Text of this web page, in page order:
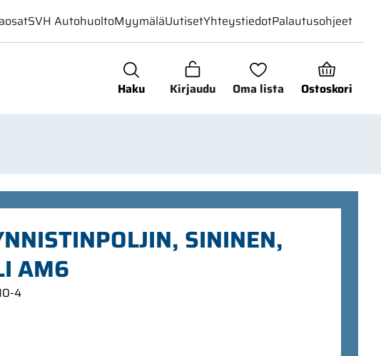
Haku Kirjaudu Oma lista Ostoskori
SVH AutohuoltoMyymäläUutisetYhteystiedotPalautusohjeet
SININEN,
AM6
4